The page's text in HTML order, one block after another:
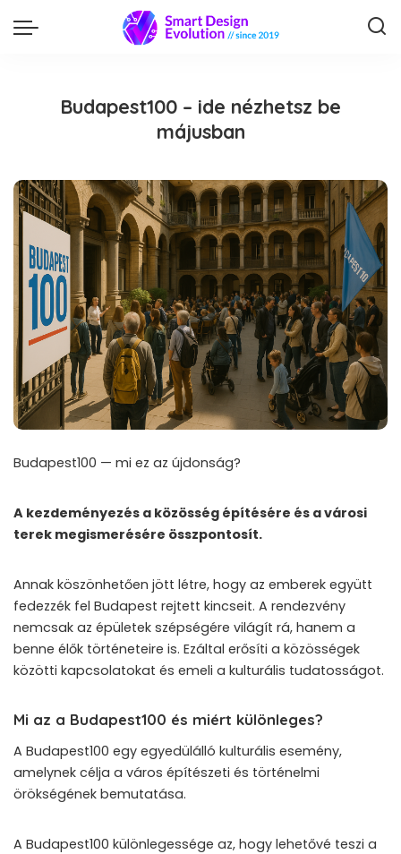
Budapest100 – ide nézhetsz be
májusban
Budapest100 — mi ez az újdonság?
A kezdeményezés a közösség építésére és a városi
terek megismerésére összpontosít.
Annak köszönhetően jött létre, hogy az emberek együtt
fedezzék fel Budapest rejtett kincseit. A rendezvény
nemcsak az épületek szépségére világít rá, hanem a
benne élők történeteire is. Ezáltal erősíti a közösségek
közötti kapcsolatokat és emeli a kulturális tudatosságot.
Mi az a Budapest100 és miért különleges?
A Budapest100 egy egyedülálló kulturális esemény,
amelynek célja a város építészeti és történelmi
örökségének bemutatása.
A Budapest100 különlegessége az, hogy lehetővé teszi a